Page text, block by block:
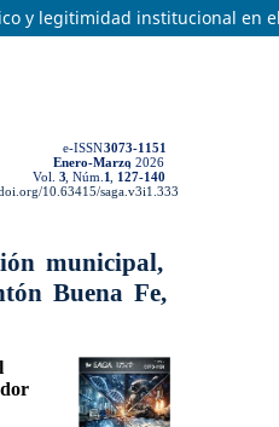
y legitimidad institucional en el